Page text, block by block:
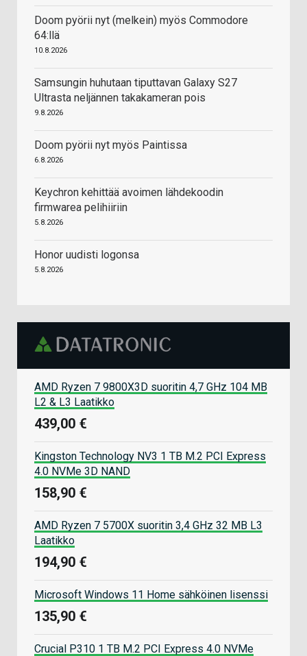
Doom pyörii nyt (melkein) myös Commodore
64:llä
10.8.2026
Samsungin huhutaan tiputtavan Galaxy S27
Ultrasta neljännen takakameran pois
9.8.2026
Doom pyörii nyt myös Paintissa
6.8.2026
Keychron kehittää avoimen lähdekoodin
firmwarea pelihiiriin
5.8.2026
Honor uudisti logonsa
5.8.2026
AMD Ryzen 7 9800X3D suoritin 4,7 GHz 104 MB
L2 & L3 Laatikko
439,00 €
Kingston Technology NV3 1 TB M.2 PCI Express
4.0 NVMe 3D NAND
158,90 €
AMD Ryzen 7 5700X suoritin 3,4 GHz 32 MB L3
Laatikko
194,90 €
Microsoft Windows 11 Home sähköinen lisenssi
135,90 €
Crucial P310 1 TB M.2 PCI Express 4.0 NVMe